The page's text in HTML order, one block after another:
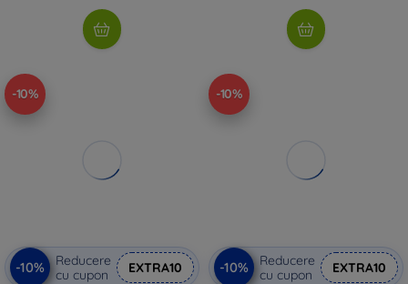
-10%
-10%
Reducere
cu cupon
EXTRA10
-10%
-10%
Reducere
cu cupon
EXTRA10